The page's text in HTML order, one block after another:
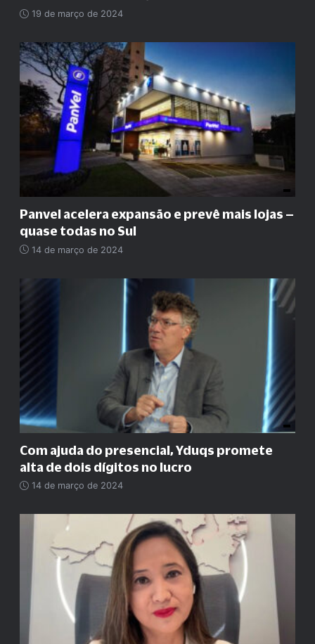
19 de março de 2024
Panvel acelera expansão e prevê mais lojas –
quase todas no Sul
14 de março de 2024
Com ajuda do presencial, Yduqs promete
alta de dois dígitos no lucro
14 de março de 2024